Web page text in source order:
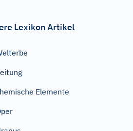
Lexikon Artikel
Elemente